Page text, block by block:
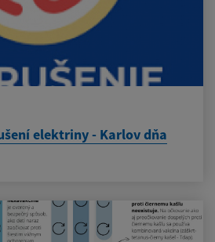
elektriny - Karlov dňa